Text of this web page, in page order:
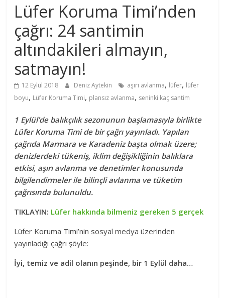
Lüfer Koruma Timi’nden
çağrı: 24 santimin
altındakileri almayın,
satmayın!
12 Eylül 2018 Deniz Aytekin aşırı avlanma, lüfer, lüfer
boyu, Lüfer Koruma Timi, plansız avlanma, seninki kaç santim
1 Eylül’de balıkçılık sezonunun başlamasıyla birlikte
Lüfer Koruma Timi de bir çağrı yayınladı. Yapılan
çağrıda Marmara ve Karadeniz başta olmak üzere;
denizlerdeki tükeniş, iklim değişikliğinin balıklara
etkisi, aşırı avlanma ve denetimler konusunda
bilgilendirmeler ile bilinçli avlanma ve tüketim
çağrısında bulunuldu.
TIKLAYIN: Lüfer hakkında bilmeniz gereken 5 gerçek
Lüfer Koruma Timi’nin sosyal medya üzerinden
yayınladığı çağrı şöyle:
İyi, temiz ve adil olanın peşinde, bir 1 Eylül daha…